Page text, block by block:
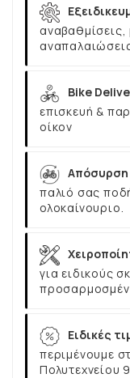
Bike
επισκευή &
οίκον
Απόσυρση
παλιό σας
ολοκαίνουριο.
για ειδικούς
Ειδικές
περιμένουμε
Πολυτεχνείου